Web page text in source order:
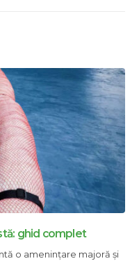
ghid complet
o amenințare majoră și